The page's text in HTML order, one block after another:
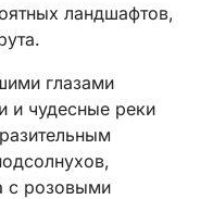
ландшафтов,
глазами
и чудесные реки
с розовыми